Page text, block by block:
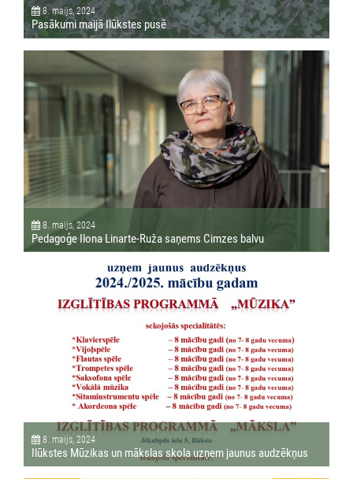
8. maijs, 2024
Pasākumi maijā Ilūkstes pusē
8. maijs, 2024
Pedagoģe Ilona Linarte-Ruža saņems Cimzes balvu
8. maijs, 2024
Ilūkstes Mūzikas un mākslas skola uzņem jaunus audzēkņus